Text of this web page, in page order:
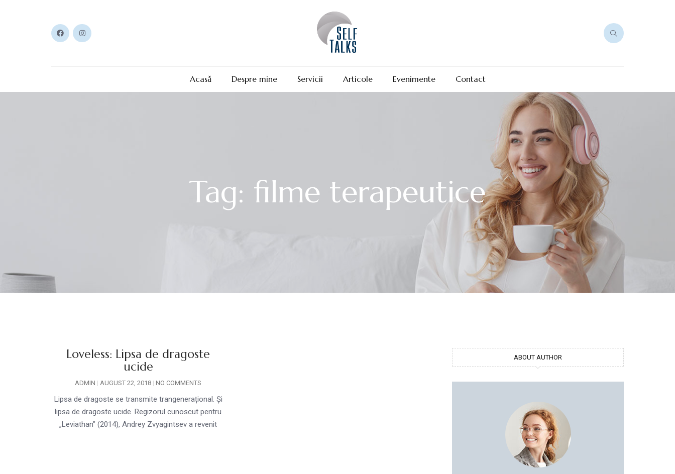
Acasă Despre mine Servicii Articole Evenimente Contact
Tag: filme terapeutice
Loveless: Lipsa de dragoste
ucide
ADMIN AUGUST 22, 2018 NO COMMENTS
Lipsa de dragoste se transmite trangenerațional. Și
lipsa de dragoste ucide. Regizorul cunoscut pentru
„Leviathan” (2014), Andrey Zvyagintsev a revenit
ABOUT AUTHOR